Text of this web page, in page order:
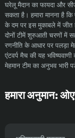
घरेलू मैदान का फायदा और
सकता है। हमारा मानना ​​है
के दम पर इस मुकाबले में जीत
दोनों टीमें शुरुआती चरणों में
रणनीति के आधार पर पलड़ा
एंटवर्प मैच की यह
मेहमान टीम का अनुभव भारी
हमारा अनुमान: